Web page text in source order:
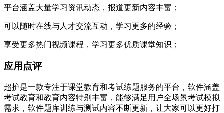
平台涵盖大量学习资讯动态，报道更新内容丰富；
可以随时在线与人才交流互动，学习更多的经验；
享受更多热门视频课程，学习更多优质课堂知识；
应用点评
超护是一款专注于课堂教育和考试练题服务的平台，软件涵盖
考试教育和教育内容特别丰富，能够满足用户全场景考试模拟
需求，软件题库训练与测试内容不断更新，让大家可以更好打